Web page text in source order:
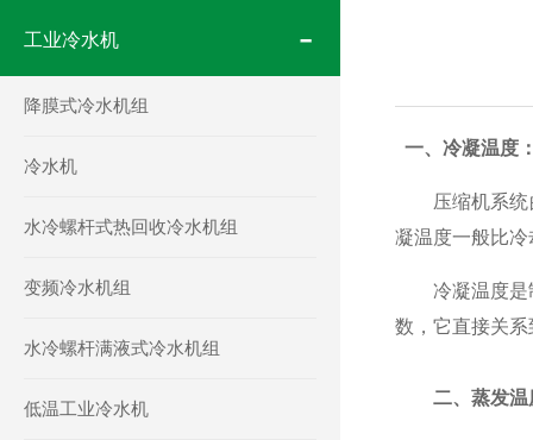
工业冷水机
降膜式冷水机组
冷水机
水冷螺杆式热回收冷水机组
变频冷水机组
水冷螺杆满液式冷水机组
低温工业冷水机
一、冷凝温度
压缩机系统的
凝温度一般比
冷凝温度是制
数，它直接关
二、蒸发温